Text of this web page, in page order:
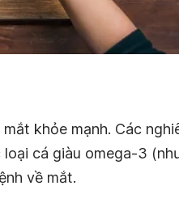
khỏe mạnh. Các
cá giàu omega-3
về mắt.